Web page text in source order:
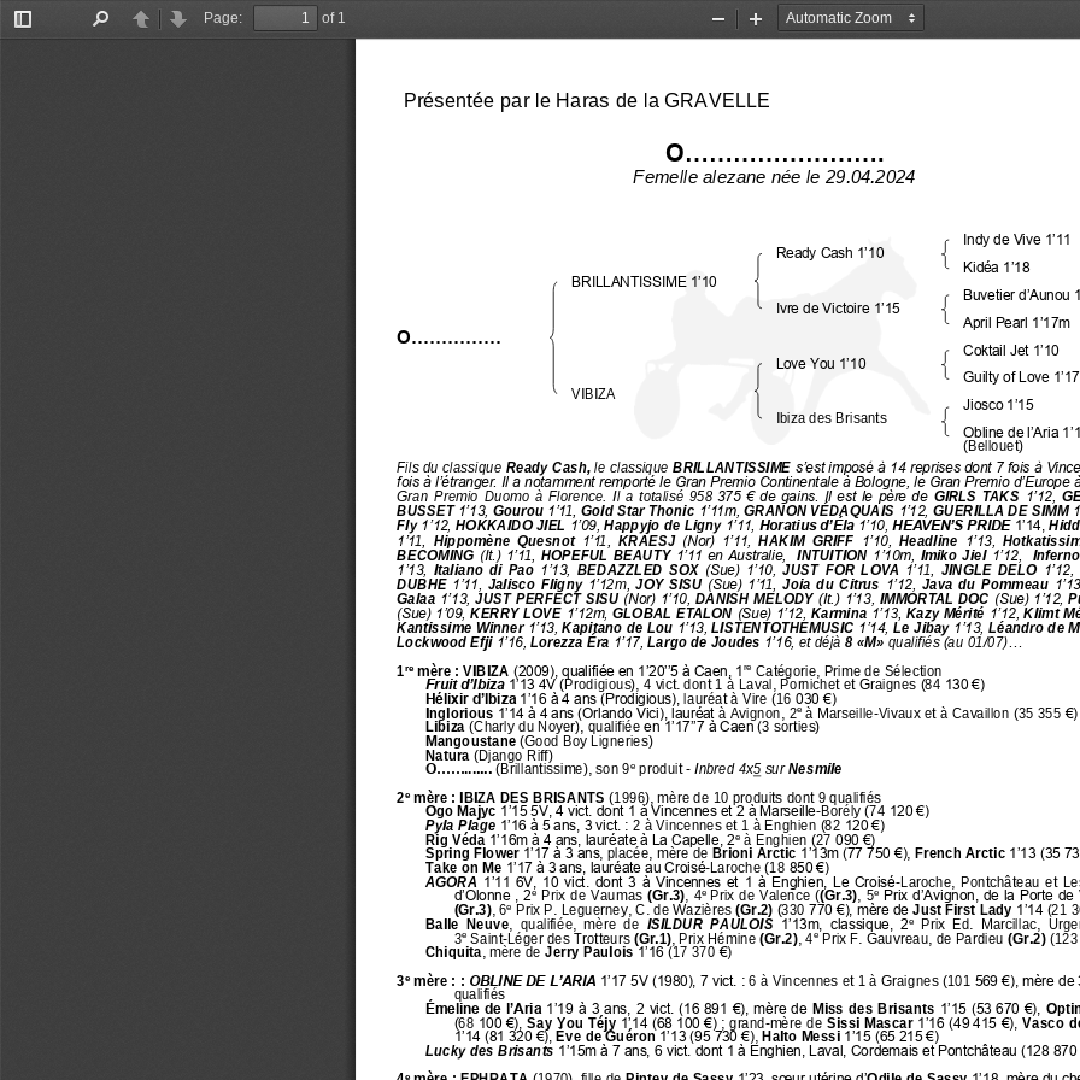
Toggle
PreviousNext
Page:
of 1
Zoom
Zoom
Indy de Vive 1’11
Kidéa 1’18
Buvetier d’Aunou
April Pearl 1’17m
Coktail Jet 1’10
Guilty of Love 1’17
Jiosco 1’15
Obline de l’Aria
(Bellouet)
O...............
Fils du classique Ready Cash, le classique BRILLANTISSIME s’est imposé à 14 reprises dont 7 fois à
fois à l’étranger. Il a notamment remporté le Gran Premio Continentale à Bologne, le Gran Premio d’Europe
Gran  Premio  Duomo  à  Florence.  Il  a  totalisé  958 375 € de gains. Il est le père de GIRLS  TAKS 1’12,
BUSSET 1’13, Gourou 1’11, Gold Star Thonic 1’11m, GRANON VÉDAQUAIS 1’12, GUERILLA DE SIMM
Fly 1’12, HOKKAIDO JIEL 1’09, Happyjo de Ligny 1’11, Horatius d’Éla 1’10, HEAVEN’S PRIDE 1’14,
1’11 Hippomène  Quesnot 1’11 KRAESJ (Nor)  1’11, HAKIM  GRIFF 1’10, Headline 1’13,
BECOMING (It.) 1’11 HOPEFUL  BEAUTY 1’11 en Australie, INTUITION 1’10m, Imiko  Jiel 1’12,
1’13,
Italiano  di  Pao 1’13, BEDAZZLED  SOX (Sue) 1’10, JUST  FOR  LOVA 1’11 JINGLE  DELO 1’12,
DUBHE 1’11, Jalisco  Fligny 1’12m, JOY  SISU (Sue) 1’11 Joia  du  Citrus 1’12, Java  du  Pommeau 1’13,
Galaa 1’13, JUST PERFECT SISU (Nor) 1’10, DANISH MELODY (It.) 1’13, IMMORTAL DOC (Sue) 1’12,
(Sue) 1’09, KERRY LOVE 1’12m, GLOBAL ETALON (Sue) 1’12, Karmina 1’13, Kazy Mérité 1’12, Klimt
Kantissime Winner 1’13, Kapitano de Lou 1’13, LISTENTOTHEMUSIC 1’14, Le Jibay 1’13, Léandro de
Lockwood Efji 1’16, Lorezza Éra 1’17, Largo de Joudes 1’16, et déjà 8 «M» qualifiés (au 01/07)...
1re mère : VIBIZA (2009), qualifiée en 1’20’’5 à Caen, 1 re Catégorie, Prime de Sélection
Fruit d’Ibiza 1’13 4V (Prodigious), 4 vict. dont 1 à Laval, Pornichet et Graignes (84 130 €)
Hélixir d’Ibiza 1’16 à 4 ans (Prodigious), lauréat à Vire (16 030 €)
Inglorious 1’14 à 4 ans (Orlando Vici), lauréat à Avignon, 2e à Marseille-Vivaux et à Cavaillon (35 355 €)
Libiza (Charly du Noyer), qualifiée en 1’17’’7 à Caen (3 sorties)
Mangoustane (Good Boy Ligneries)
Natura (Django Riff)
O............. (Brillantissime), son 9e produit - Inbred 4x5 sur Nesmile
2e mère : IBIZA DES BRISANTS (1996), mère de 10 produits dont 9 qualifiés
Ogo Majyc 1’15 5V, 4 vict. dont 1 à Vincennes et 2 à Marseille-Borély (74 120 €)
Pyla Plage 1’16 à 5 ans, 3 vict. : 2 à Vincennes et 1 à Enghien (82 120 €)
Rig Véda 1’16m à 4 ans, lauréate à La Capelle, 2e à Enghien (27 090 €)
Spring Flower 1’17 à 3 ans, placée, mère de Brioni Arctic 1’13m (77 750 €), French Arctic 1’13 (35
Take on Me 1’17 à 3 ans, lauréate au Croisé-Laroche (18 850 €)
AGORA 1’11 6V, 10 vict. dont 3 à Vincennes et 1 à Enghien, Le Croisé-Laroche,  Pontchâteau  et
d’Olonne , 2e Prix de Vaumas (Gr.3), 4e Prix de Valence ((Gr.3), 5e
Prix d’Avignon, de la Porte de
(Gr.3), 6e Prix P. Leguerney, C. de Wazières (Gr.2) (330 770 €), mère de Just First Lady 1’14 (21
Balle  Neuve,  qualifiée,  mère  de ISILDUR  PAULOIS 1’13m,  classique,  2e Prix  Ed.  Marcillac,
3e Saint-Léger des Trotteurs (Gr.1), Prix Hémine (Gr.2), 4e Prix F. Gauvreau, de Pardieu (Gr.2) (123
Chiquita, mère de Jerry Paulois 1’16 (17 370 €)
3e mère : : OBLINE DE L’ARIA 1’17 5V (1980), 7 vict. : 6 à Vincennes et 1 à Graignes (101 569 €), mère de
qualifiés
Émeline de l’Aria 1’19 à 3 ans, 2 vict. (16 891 €), mère de Miss  des Brisants 1’15 (53 670 €),
(68 100 €), Say You Téjy 1’14 (68 100 €) ; grand-mère de Sissi Mascar 1’16 (49 415 €), Vasco
1’14 (81 320 €), Ève de Guéron 1’13 (95 730 €), Halto Messi 1’15 (65 215 €)
Lucky des Brisants 1’15m à 7 ans, 6 vict. dont 1 à Enghien, Laval, Cordemais et Pontchâteau (128 870
e
Ready Cash 1’10
Ivre de Victoire 1’15
Love You 1’10
Ibiza des Brisants
BRILLANTISSIME 1’10
VIBIZA
Présentée par le Haras de la GRAVELLE
O.........................
Femelle alezane née le 29.04.2024